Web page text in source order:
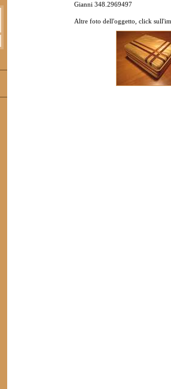
Gianni 348.2969497
Altre foto dell'oggetto, click